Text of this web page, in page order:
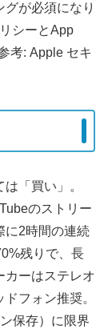
が必須になり
シーとApp
考: Apple セキ
「買い」。
のストリー
に2時間の連続
残りで、長
カーはステレオ
フォン推奨。
保存）に限界